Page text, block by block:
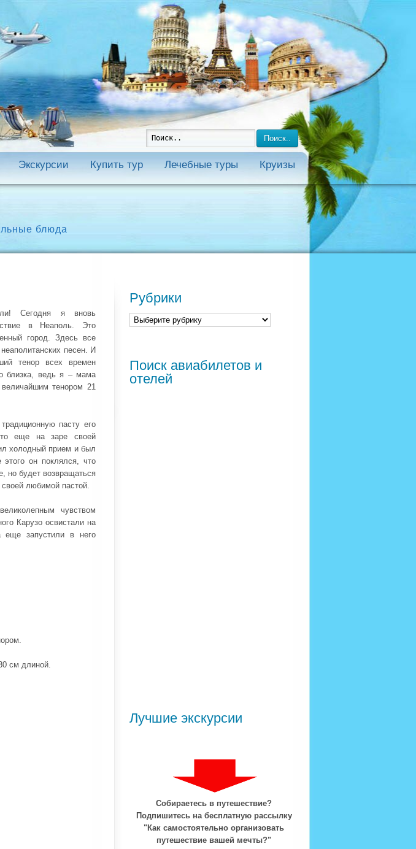
Поиск..
Экскурсии Купить тур Лечебные туры Круизы
блюда
Сегодня я вновь
в Неаполь. Это
город. Здесь все
песен. И
тенор всех времен
близка, ведь я – мама
тенором 21
пасту его
еще на заре своей
холодный прием и был
он поклялся, что
но будет возвращаться
любимой пастой.
чувством
Карузо освистали на
еще запустили в него
см длиной.
Рубрики
Поиск авиабилетов и
отелей
Лучшие экскурсии
Собираетесь в путешествие?
Подпишитесь на бесплатную рассылку
"Как самостоятельно организовать
путешествие вашей мечты?"